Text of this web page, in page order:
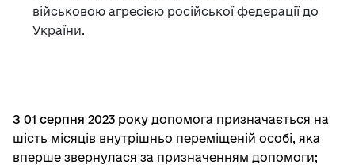
військовою агресією російської федерації до
України.
З 01 серпня 2023 року допомога призначається на
шість місяців внутрішньо переміщеній особі, яка
вперше звернулася за призначенням допомоги;